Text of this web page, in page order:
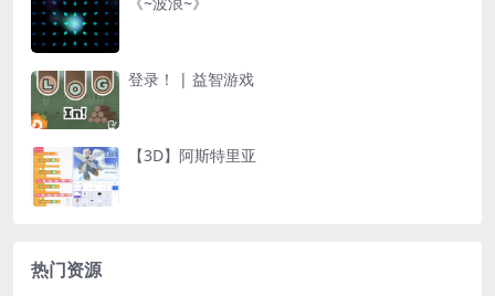
登录！ | 益智游戏
【3D】阿斯特里亚
热门资源